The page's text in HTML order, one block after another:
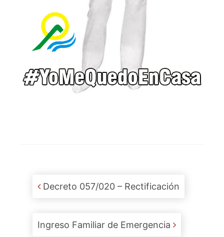
Post navigation
Decreto 057/020 – Rectificación
Ingreso Familiar de Emergencia